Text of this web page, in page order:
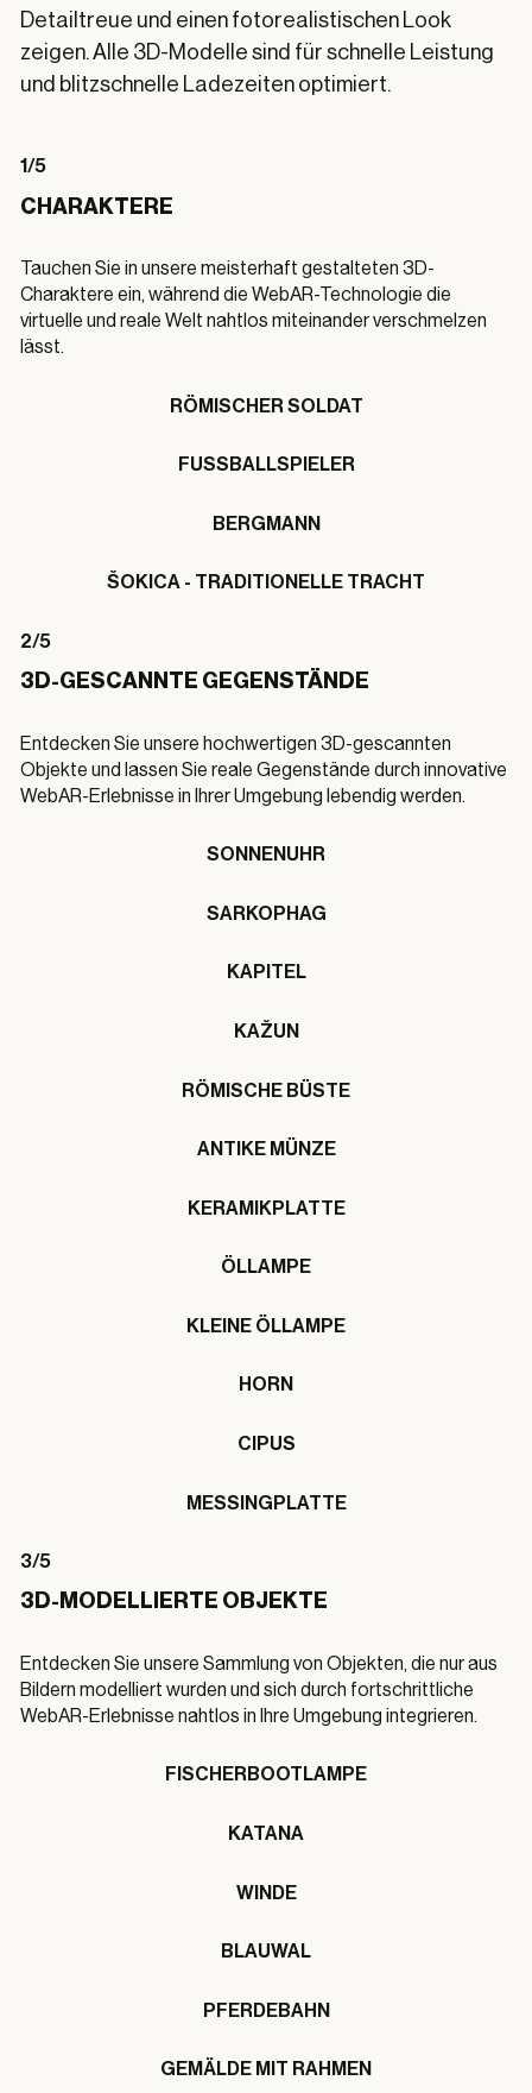
Detailtreue und einen fotorealistischen Look
zeigen. Alle 3D-Modelle sind für schnelle Leistung
und blitzschnelle Ladezeiten optimiert.
1/5
CHARAKTERE
Tauchen Sie in unsere meisterhaft gestalteten 3D-
Charaktere ein, während die WebAR-Technologie die
virtuelle und reale Welt nahtlos miteinander verschmelzen
lässt.
RÖMISCHER SOLDAT
FUSSBALLSPIELER
BERGMANN
ŠOKICA - TRADITIONELLE TRACHT
2/5
3D-GESCANNTE GEGENSTÄNDE
Entdecken Sie unsere hochwertigen 3D-gescannten
Objekte und lassen Sie reale Gegenstände durch innovative
WebAR-Erlebnisse in Ihrer Umgebung lebendig werden.
SONNENUHR
SARKOPHAG
KAPITEL
KAŽUN
RÖMISCHE BÜSTE
ANTIKE MÜNZE
KERAMIKPLATTE
ÖLLAMPE
KLEINE ÖLLAMPE
HORN
CIPUS
MESSINGPLATTE
3/5
3D-MODELLIERTE OBJEKTE
Entdecken Sie unsere Sammlung von Objekten, die nur aus
Bildern modelliert wurden und sich durch fortschrittliche
WebAR-Erlebnisse nahtlos in Ihre Umgebung integrieren.
FISCHERBOOTLAMPE
KATANA
WINDE
BLAUWAL
PFERDEBAHN
GEMÄLDE MIT RAHMEN